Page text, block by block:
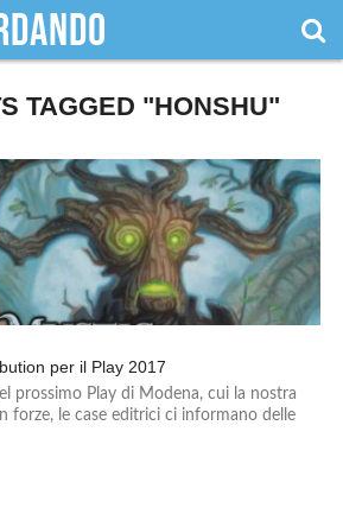
TAGGED "HONSHU"
per il Play 2017
prossimo Play di Modena, cui la nostra
forze, le case editrici ci informano delle